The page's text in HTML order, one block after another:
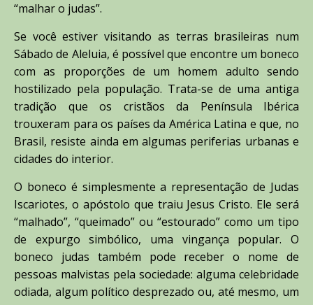
“malhar o judas”.
Se você estiver visitando as terras brasileiras num
Sábado de Aleluia, é possível que encontre um boneco
com as proporções de um homem adulto sendo
hostilizado pela população. Trata-se de uma antiga
tradição que os cristãos da Península Ibérica
trouxeram para os países da América Latina e que, no
Brasil, resiste ainda em algumas periferias urbanas e
cidades do interior.
O boneco é simplesmente a representação de Judas
Iscariotes, o apóstolo que traiu Jesus Cristo. Ele será
“malhado”, “queimado” ou “estourado” como um tipo
de expurgo simbólico, uma vingança popular. O
boneco judas também pode receber o nome de
pessoas malvistas pela sociedade: alguma celebridade
odiada, algum político desprezado ou, até mesmo, um